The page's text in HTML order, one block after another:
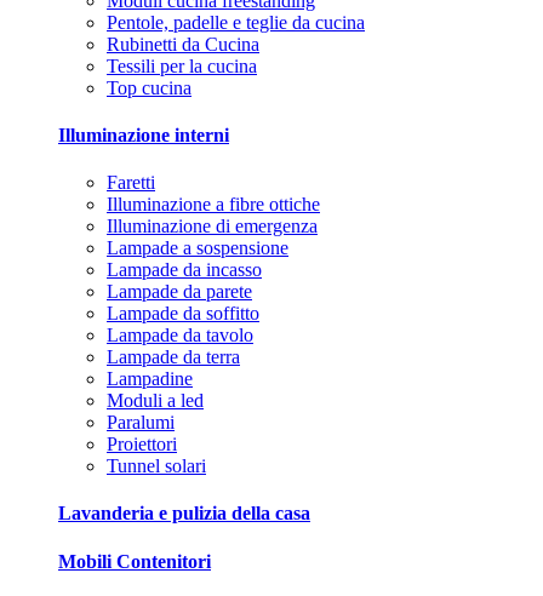
Pentole, padelle e teglie da cucina
Rubinetti da Cucina
Tessili per la cucina
Top cucina
Illuminazione interni
Faretti
Illuminazione a fibre ottiche
Illuminazione di emergenza
Lampade a sospensione
Lampade da incasso
Lampade da parete
Lampade da soffitto
Lampade da tavolo
Lampade da terra
Lampadine
Moduli a led
Paralumi
Proiettori
Tunnel solari
Lavanderia e pulizia della casa
Mobili Contenitori